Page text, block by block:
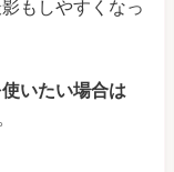
もしやすくなっ
いたい場合は